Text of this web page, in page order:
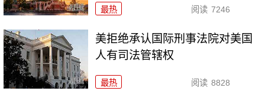
最热 阅读 7246
美拒绝承认国际刑事法院对美国
人有司法管辖权
最热 阅读 8828